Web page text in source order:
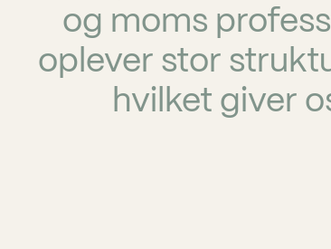
og moms
oplever stor
hvilket giver